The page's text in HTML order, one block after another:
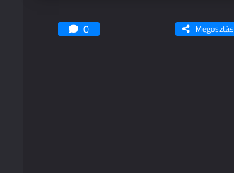
0 Megosztás